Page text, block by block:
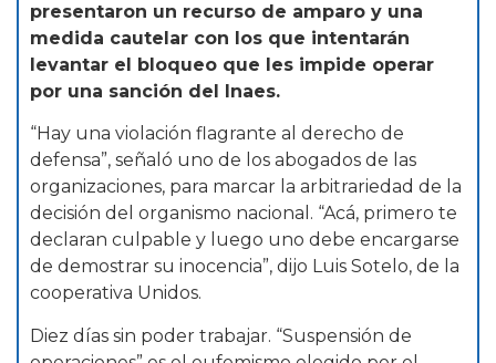
presentaron un recurso de amparo y una
medida cautelar con los que intentarán
levantar el bloqueo que les impide operar
por una sanción del Inaes.
“Hay una violación flagrante al derecho de
defensa”, señaló uno de los abogados de las
organizaciones, para marcar la arbitrariedad de la
decisión del organismo nacional. “Acá, primero te
declaran culpable y luego uno debe encargarse
de demostrar su inocencia”, dijo Luis Sotelo, de la
cooperativa Unidos.
Diez días sin poder trabajar. “Suspensión de